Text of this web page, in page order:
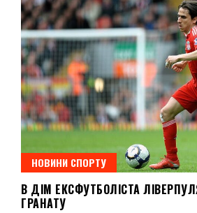
НОВИНИ СПОРТУ
В ДІМ ЕКСФУТБОЛІСТА
ГРАНАТУ